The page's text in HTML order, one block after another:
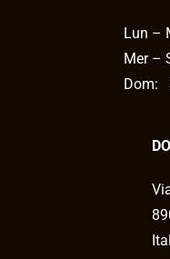
Lun –
Mer –
Dom: